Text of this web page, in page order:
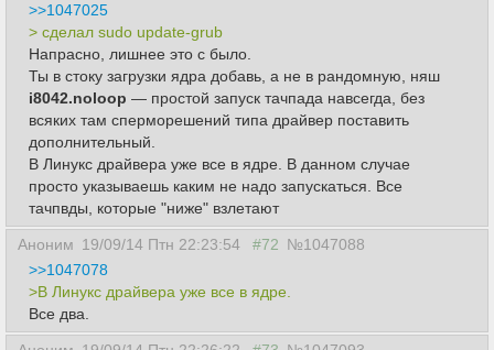
>>1047025
> сделал sudo update-grub
Напрасно, лишнее это с было.
Ты в стоку загрузки ядра добавь, а не в рандомную, няш
i8042.noloop — простой запуск тачпада навсегда, без
всяких там сперморешений типа драйвер поставить
дополнительный.
В Линукс драйвера уже все в ядре. В данном случае
просто указываешь каким не надо запускаться. Все
тачпвды, которые "ниже" взлетают
Аноним 19/09/14 Птн 22:23:54 #72 №1047088
>>1047078
>В Линукс драйвера уже все в ядре.
Все два.